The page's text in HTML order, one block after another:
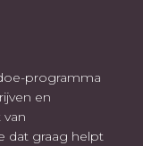
programma
en
dat graag helpt